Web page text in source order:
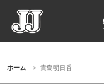
ホーム 貴島明日香